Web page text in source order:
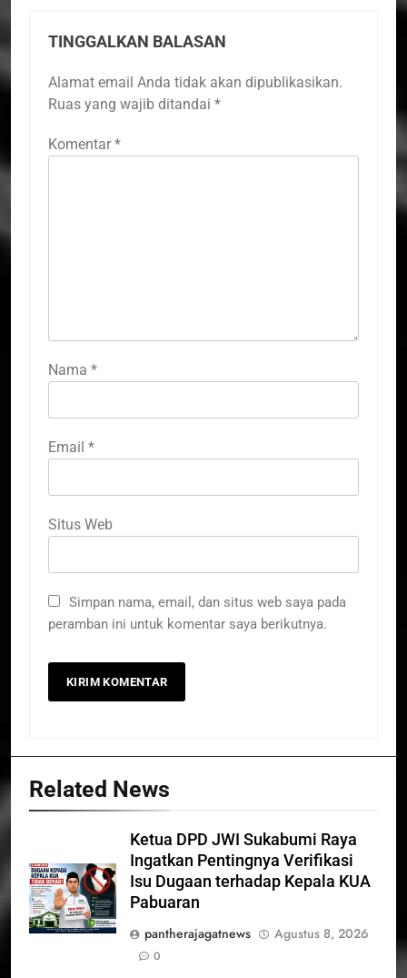
TINGGALKAN BALASAN
Alamat email Anda tidak akan dipublikasikan.
Ruas yang wajib ditandai *
Komentar *
Nama *
Email *
Situs Web
Simpan nama, email, dan situs web saya pada
peramban ini untuk komentar saya berikutnya.
Related News
Ketua DPD JWI Sukabumi Raya
Ingatkan Pentingnya Verifikasi
Isu Dugaan terhadap Kepala KUA
Pabuaran
pantherajagatnews
Agustus 8, 2026
0